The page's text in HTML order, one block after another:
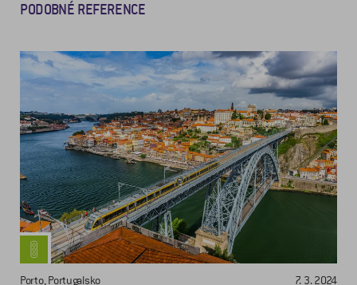
PODOBNÉ REFERENCE
Porto, Portugalsko 7. 3. 2024